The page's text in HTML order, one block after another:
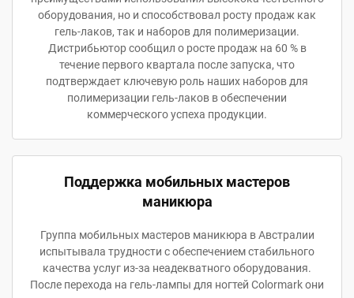
оборудования, но и способствовал росту продаж как
гель-лаков, так и наборов для полимеризации.
Дистрибьютор сообщил о росте продаж на 60 % в
течение первого квартала после запуска, что
подтверждает ключевую роль наших наборов для
полимеризации гель-лаков в обеспечении
коммерческого успеха продукции.
Поддержка мобильных мастеров
маникюра
Группа мобильных мастеров маникюра в Австралии
испытывала трудности с обеспечением стабильного
качества услуг из-за неадекватного оборудования.
После перехода на гель-лампы для ногтей Colormark они